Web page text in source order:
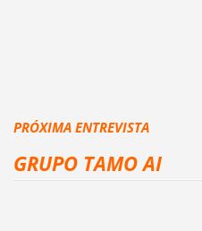
PRÓXIMA ENTREVISTA
GRUPO TAMO AI